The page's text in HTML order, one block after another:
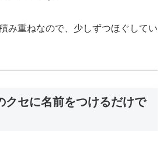
み重ねなので、少しずつほぐしてい
クセに名前をつけるだけで